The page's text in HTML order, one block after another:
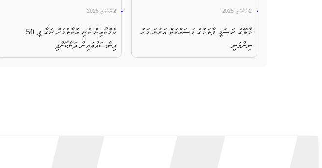
2 ޖެނުއަރީ 2025
މާލޭގެ ރަސްމީ ފާލަމުގެ މަސައްކަތް އަންނަ މަހު
ނިންމަނީ
2 ޖެނުއަރީ 2025
ވެމްކޯއިން ކުނި އުކާލުމަށް ނަގާ ފީ 50
އިންސައްތައިން ދަށްކޮށްފި